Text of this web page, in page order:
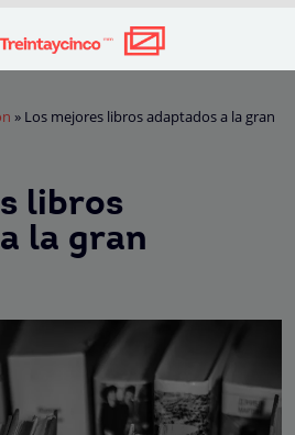
» Los mejores libros adaptados a la gran
libros
la gran